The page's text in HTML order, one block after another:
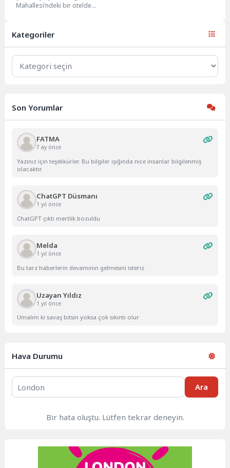
bulundu
Mahallesi’ndeki bir otelde
Kategoriler
Kategoriler
Son Yorumlar
FATMA
7 ay önce
Yazınız için teşekkürler. Bu bilgiler ışığında nice insanlar bilgilenmiş
olacaktır.
ChatGPT Düsmanı
1 yıl önce
ChatGPT çıktı mertlik bozuldu
Melda
1 yıl önce
Bu tarz haberlerin devamının gelmesini isteriz
Uzayan Yıldız
1 yıl önce
Umalım ki savaş bitsin yoksa çok sıkıntı olur
Hava Durumu
Ara
Bir hata oluştu. Lütfen tekrar deneyin.